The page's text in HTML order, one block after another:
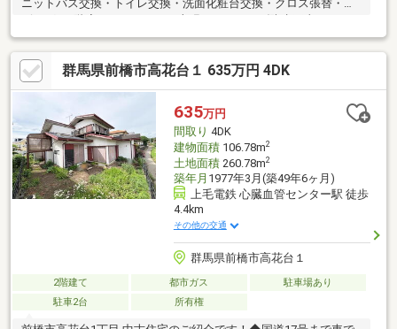
ニットバス交換・トイレ交換・洗面化粧台交換・クロス張替・リ
ビング、1階廊下フロアタイル上張り・ベランダ防水工事・シロア
リ防蟻処理・庭木伐採・ハウスクリーニング【前橋みなみ不動産
に問い合わせるメリット】・女性目線・男性目線どちらもの意見
を反映しやすい・担当者が転勤や転職で変わってしまう心配なし
◎・少数精鋭だから個人情報が多くの人に知られる心配なし◎・
私たちはお客様への無理な営業活動を嫌います。（期待以上のサ
ービスを提供できるようには心掛けております！）
群馬県前橋市高花台１ 635万円 4DK
635万円
間取り 4DK
建物面積106.78m2
土地面積260.78m2
築年月 1977年3月(築49年6ヶ月)
上毛電鉄 心臓血管センター駅 徒歩
4.4km
その他の交通
群馬県前橋市高花台１
2階建て 都市ガス
駐車場あり
駐車2台
所有権